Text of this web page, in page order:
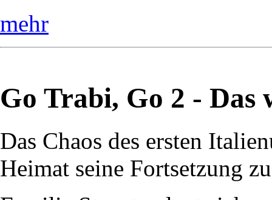
mehr
Go Trabi, Go 2 - Das
Das Chaos des ersten
Heimat seine Fortsetzung